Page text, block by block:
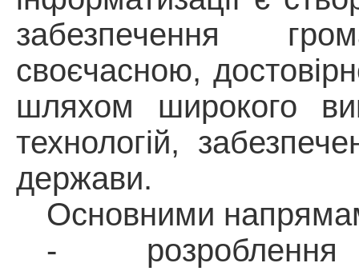
забезпечення
своєчасною,
шляхом широкого
технологій,
держави.
Основними
-
розроблення